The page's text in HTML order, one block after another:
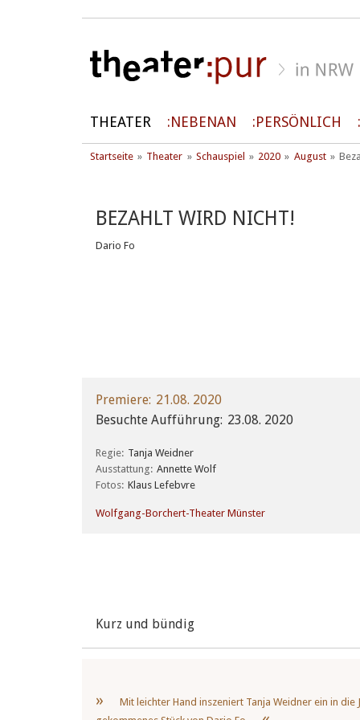
THEATER NEBENAN PERSÖNLICH
Startseite Theater Schauspiel 2020 August
BEZAHLT WIRD NICHT!
Dario Fo
Premiere 21.08. 2020
Besuchte Aufführung 23.08. 2020
Regie Tanja Weidner
Ausstattung
Annette Wolf
Fotos Klaus Lefebvre
Wolfgang-Borchert-Theater Münster
Kurz und bündig
Mit leichter Hand inszeniert Tanja Weidner ein in die